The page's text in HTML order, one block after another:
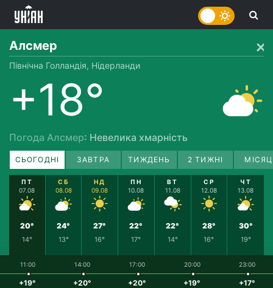
Алсмер
Північна Голландія, Нідерланди
+18°
Погода Алсмер: Невелика хмарність
СЬОГОДНІ ЗАВТРА ТИЖДЕНЬ 2 ТИЖНІ
ПТ
07.08
20°
14°
СБ
08.08
24°
13°
НД
09.08
27°
16°
ПН
10.08
22°
17°
ВТ
11.08
22°
14°
СР
12.08
28°
16°
ЧТ
13.08
30°
19°
11:00
+19°
14:00
+20°
17:00
+20°
20:00
+19°
23:00
+17°